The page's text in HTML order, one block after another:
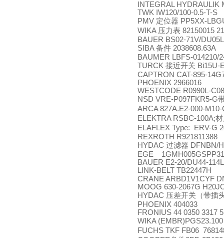
INTEGRAL HYDRAULIK
TWK IW120/100-0.5-T-S
PMV 定位器 PP5XX-
WIKA 压力表 82150015
BAUER BS02-71V/
SIBA备件 2038608.63A
BAUMER LBFS-014210/
TURCK 接近开关 Bi15U-
CAPTRON CAT-895-
PHOENIX 2966016
WESTCODE R0990L-
NSD VRE-P097FKR5-G
ARCA 827A.E2-000-
ELEKTRA RSBC-100A;
ELAFLEX Type: ERV-G
REXROTH R921811388
HYDAC 过滤器 DFNBN/
EGE
BAUER E2-20/DU44-
LINK-BELT TB22447H
CRANE ARBD1V1CYF
MOOG 630-2067G
HYDAC 压差开关（带插
PHOENIX 404033
FRONIUS 44 0350 3317 5
WIKA
FUCHS TKF FB06